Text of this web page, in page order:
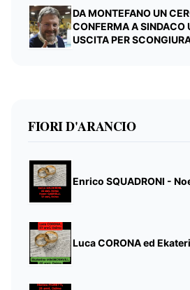
DA MONTEFANO UN
CONFERMA A SINDACO
USCITA PER
FIORI D'ARANCIO
Enrico SQUADRONI -
Luca CORONA ed